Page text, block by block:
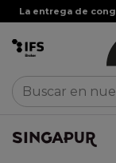
La entrega de
SINGAPUR